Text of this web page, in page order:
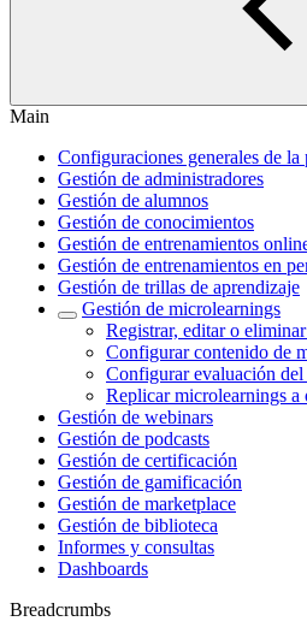
Main
Configuraciones generales de la
Gestión de administradores
Gestión de alumnos
Gestión de conocimientos
Gestión de entrenamientos
Gestión de entrenamientos en
Gestión de trillas de aprendizaje
Gestión de microlearnings
Registrar, editar o
Configurar contenido de
Configurar evaluación
Replicar microlearnings a
Gestión de webinars
Gestión de podcasts
Gestión de certificación
Gestión de gamificación
Gestión de marketplace
Gestión de biblioteca
Informes y consultas
Dashboards
Breadcrumbs